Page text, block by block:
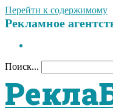
Перейти к содержимому
Рекламное
Поиск...